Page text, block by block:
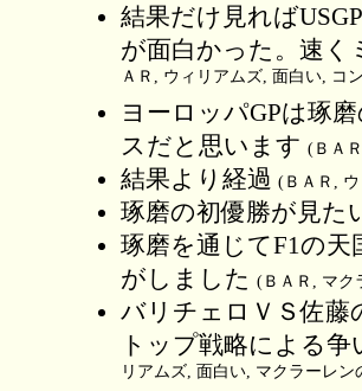
結果だけ見れば
が面白かった。速
ＡＲ, ウィリアムズ, 面白い, コ
ヨーロッパGPは琢
スだと思います (ＢＡ
結果より経過 (ＢＡＲ,
琢磨の初優勝が見た
琢磨を通じてF1の
がしました (ＢＡＲ, マク
バリチェロＶＳ佐
トップ戦略による
リアムズ, 面白い, マクラーレン